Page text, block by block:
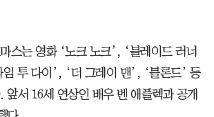
스는 영화 ‘노크 노크’, ‘블레이드 러너
투 다이’, ‘더 그레이 맨’, ‘블론드’ 등
앞서 16세 연상인 배우 벤 애플렉과 공개